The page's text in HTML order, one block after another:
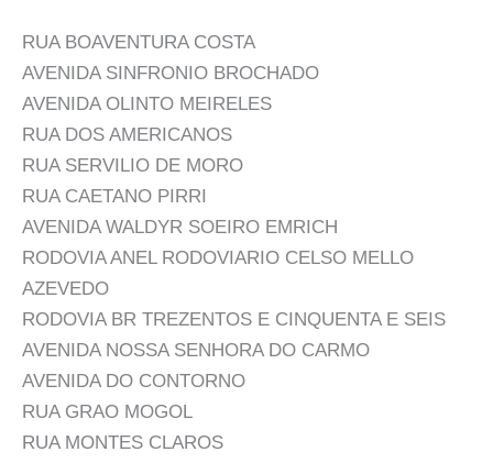
RUA BOAVENTURA COSTA
AVENIDA SINFRONIO BROCHADO
AVENIDA OLINTO MEIRELES
RUA DOS AMERICANOS
RUA SERVILIO DE MORO
RUA CAETANO PIRRI
AVENIDA WALDYR SOEIRO EMRICH
RODOVIA ANEL RODOVIARIO CELSO MELLO
AZEVEDO
RODOVIA BR TREZENTOS E CINQUENTA E SEIS
AVENIDA NOSSA SENHORA DO CARMO
AVENIDA DO CONTORNO
RUA GRAO MOGOL
RUA MONTES CLAROS